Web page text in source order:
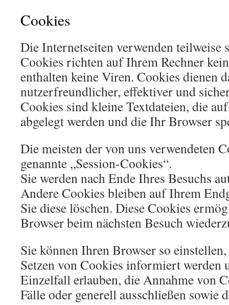
Cookies
Die Internetseiten verwenden teilweise
Cookies richten auf Ihrem Rechner
enthalten keine Viren. Cookies dienen
nutzerfreundlicher, effektiver und
Cookies sind kleine Textdateien, die
abgelegt werden und die Ihr Browser
Die meisten der von uns verwendeten
genannte „Session-Cookies“.
Sie werden nach Ende Ihres Besuchs
Andere Cookies bleiben auf Ihrem
Sie diese löschen. Diese Cookies
Browser beim nächsten Besuch
Sie können Ihren Browser so einstellen,
Setzen von Cookies informiert werden
Einzelfall erlauben, die Annahme von
Fälle oder generell ausschließen sowie